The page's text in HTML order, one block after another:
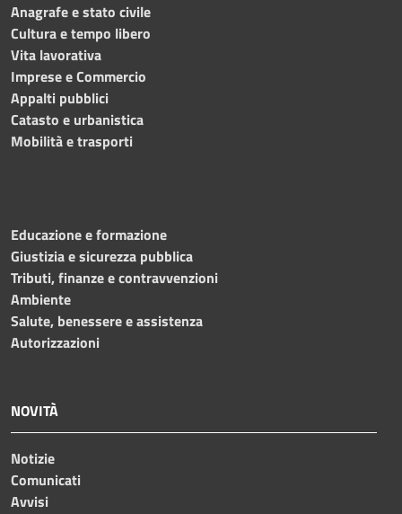
Anagrafe e stato civile
Cultura e tempo libero
Vita lavorativa
Imprese e Commercio
Appalti pubblici
Catasto e urbanistica
Mobilità e trasporti
Educazione e formazione
Giustizia e sicurezza pubblica
Tributi, finanze e contravvenzioni
Ambiente
Salute, benessere e assistenza
Autorizzazioni
NOVITÀ
Notizie
Comunicati
Avvisi